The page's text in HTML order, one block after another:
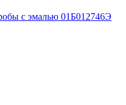
с эмалью 01Б012746Э